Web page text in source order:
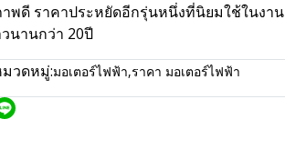
พดี ราคาประหยัดอีกรุ่นหนึ่งที่นิยมใช้ในงาน
นานกว่า 20ปี
วดหมู่:มอเตอร์ไฟฟ้า,ราคา มอเตอร์ไฟฟ้า